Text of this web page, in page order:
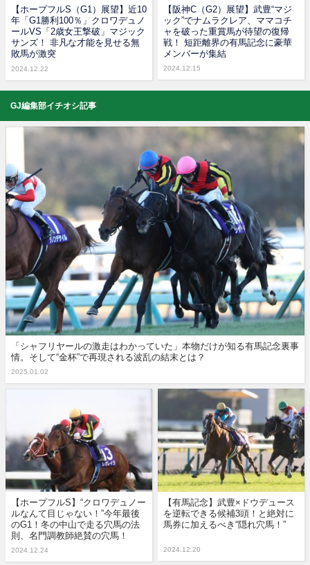
【ホープフルS（G1）展望】近10
年「G1勝利100％」クロワデュノ
ールVS「2歳女王撃破」マジック
サンズ！ 非凡な才能を見せる無
敗馬が激突
2024.12.22
【阪神C（G2）展望】武豊“マジ
ック”でナムラクレア、ママコチ
ャを破った重賞馬が待望の復帰
戦！ 短距離界の有馬記念に豪華
メンバーが集結
2024.12.15
GJ編集部イチオシ記事
「シャフリヤールの激走はわかっていた」本物だけが知る有馬記念裏事
情。そして“金杯”で再現される波乱の結末とは？
2025.01.02
【ホープフルS】“クロワデュノー
ルなんて目じゃない！”今年最後
のG1！冬の中山で走る穴馬の法
則、名門調教師絶賛の穴馬！
2024.12.24
【有馬記念】武豊×ドウデュース
を逆転できる候補3頭！と絶対に
馬券に加えるべき“隠れ穴馬！”
2024.12.20